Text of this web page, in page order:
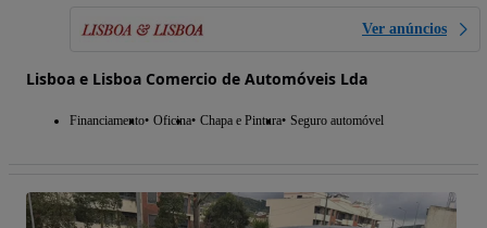
Ver anúncios
Lisboa e Lisboa Comercio de Automóveis Lda
Financiamento Oficina Chapa e Pintura Seguro automóvel